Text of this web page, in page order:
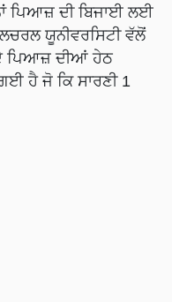
ਪਿਆਜ਼ ਦੀ ਬਿਜਾਈ ਲਈ
ਯੂਨੀਵਰਸਿਟੀ ਵੱਲੋਂ
ਪਿਆਜ਼ ਦੀਆਂ ਹੇਠ
ਹੈ ਜੋ ਕਿ ਸਾਰਣੀ 1